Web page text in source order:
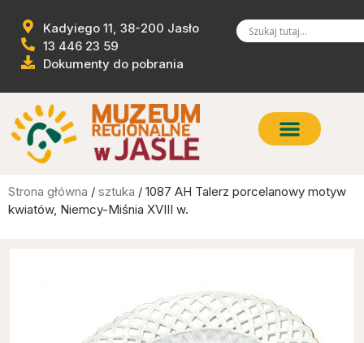
Kadyiego 11, 38-200 Jasło
13 446 23 59
Dokumenty do pobrania
Strona główna / sztuka / 1087 AH Talerz porcelanowy motyw
kwiatów, Niemcy-Miśnia XVIII w.